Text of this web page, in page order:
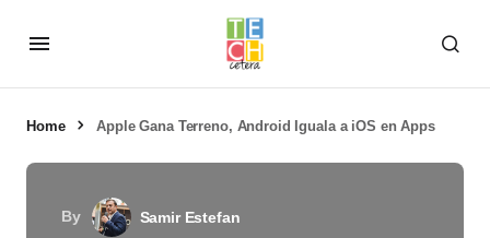
Home Apple Gana Terreno, Android Iguala a iOS en Apps
By
Samir Estefan